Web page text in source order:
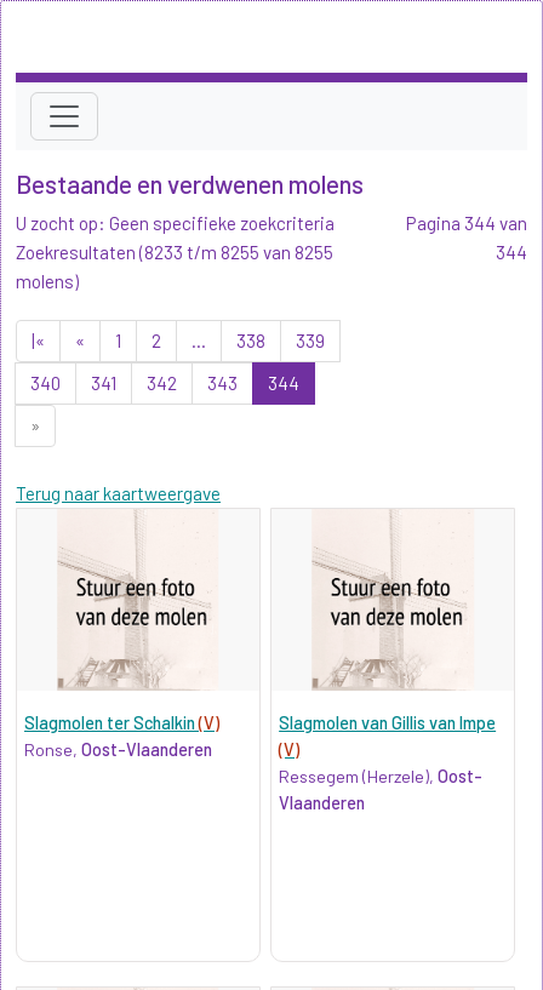
Bestaande en verdwenen molens
U zocht op: Geen specifieke zoekcriteria
Zoekresultaten (8233 t/m 8255 van 8255
molens)
|« « 1 2 ... 338
339
340
341 342 343
344
»
Terug naar kaartweergave
Pagina 344 van
344
Slagmolen ter Schalkin(V)
Ronse, Oost-Vlaanderen
Slagmolen van Gillis van Impe
(V)
Ressegem (Herzele),Oost-
Vlaanderen